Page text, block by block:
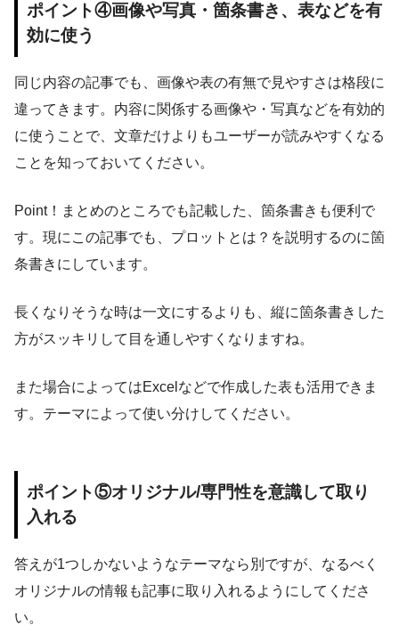
ポイント④画像や写真・箇条書き、表などを有
効に使う
同じ内容の記事でも、画像や表の有無で見やすさは格段に
違ってきます。内容に関係する画像や・写真などを有効的
に使うことで、文章だけよりもユーザーが読みやすくなる
ことを知っておいてください。
Point！まとめのところでも記載した、箇条書きも便利で
す。現にこの記事でも、プロットとは？を説明するのに箇
条書きにしています。
長くなりそうな時は一文にするよりも、縦に箇条書きした
方がスッキリして目を通しやすくなりますね。
また場合によってはExcelなどで作成した表も活用できま
す。テーマによって使い分けしてください。
ポイント⑤オリジナル/専門性を意識して取り
入れる
答えが1つしかないようなテーマなら別ですが、なるべく
オリジナルの情報も記事に取り入れるようにしてくださ
い。